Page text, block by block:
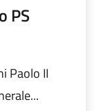
PS
Paolo II